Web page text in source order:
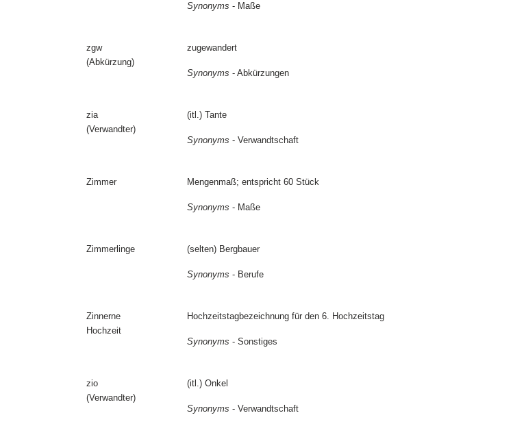
Synonyms - Maße
zgw
(Abkürzung)
zugewandert
Synonyms - Abkürzungen
zia
(Verwandter)
(itl.) Tante
Synonyms - Verwandtschaft
Zimmer Mengenmaß; entspricht 60 Stück
Synonyms - Maße
Zimmerlinge (selten) Bergbauer
Synonyms - Berufe
Zinnerne
Hochzeit
Hochzeitstagbezeichnung für den 6. Hochzeitstag
Synonyms - Sonstiges
zio
(Verwandter)
(itl.) Onkel
Synonyms - Verwandtschaft